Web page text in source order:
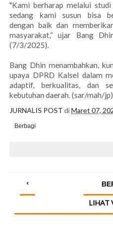
"Kami berharap melalui
sedang kami susun bisa
dengan baik dan
masyarakat,” ujar Bang
(7/3/2025).
Bang Dhin menambahkan,
upaya DPRD Kalsel dalam
adaptif, berkualitas, dan
kebutuhan daerah. (sar/mah/
JURNALIS POST diMaret 07,
Berbagi
‹
LIHAT